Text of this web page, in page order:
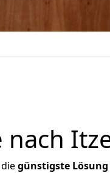
günstigste Lösung